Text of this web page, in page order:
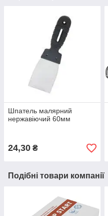
Шпатель малярний
нержавіючий 60мм
24,30 ₴
Подібні товари компанії